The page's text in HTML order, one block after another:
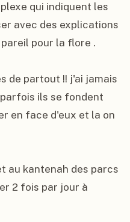
qui indiquent les
avec des explications
pour la flore .
de partout !! j'ai jamais
ils se fondent
en face d'eux et la on
au kantenah des parcs
2 fois par jour à